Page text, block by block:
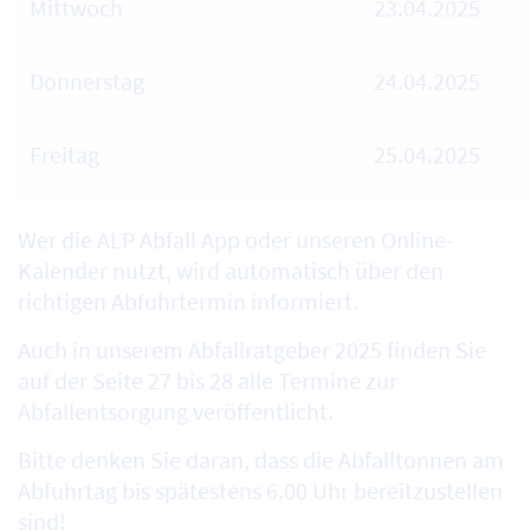
Mittwoch
23.04.2025
Donnerstag 24.04.2025
Freitag 25.04.2025
Wer die ALP Abfall App oder unseren Online-
Kalender nutzt, wird automatisch über den
richtigen Abfuhrtermin informiert.
Auch in unserem Abfallratgeber 2025 finden Sie
auf der Seite 27 bis 28 alle Termine zur
Abfallentsorgung veröffentlicht.
Bitte denken Sie daran, dass die Abfalltonnen am
Abfuhrtag bis spätestens 6.00 Uhr bereitzustellen
sind!